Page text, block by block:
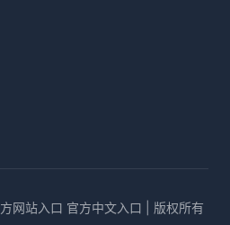
网站入口 官方中文入口 | 版权所有